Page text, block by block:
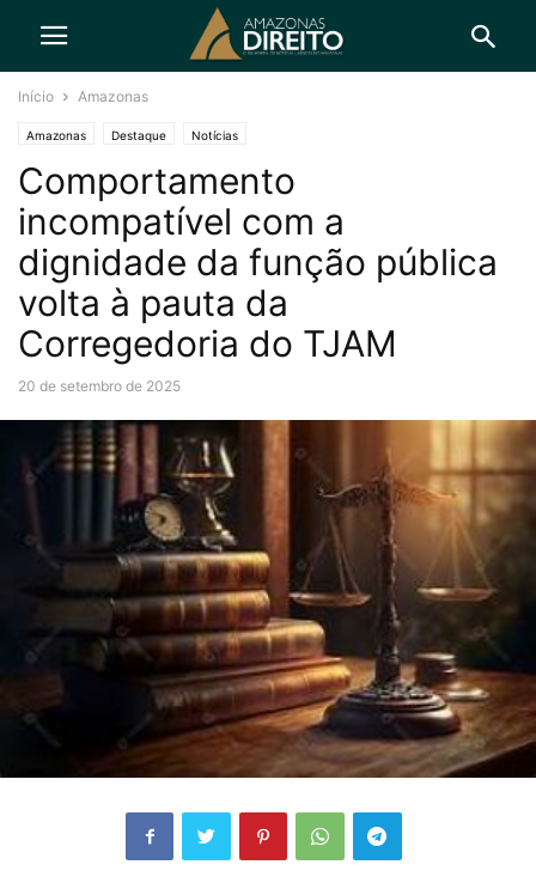
Início Amazonas
Amazonas Destaque Notícias
Comportamento
incompatível com a
dignidade da função pública
volta à pauta da
Corregedoria do TJAM
20 de setembro de 2025